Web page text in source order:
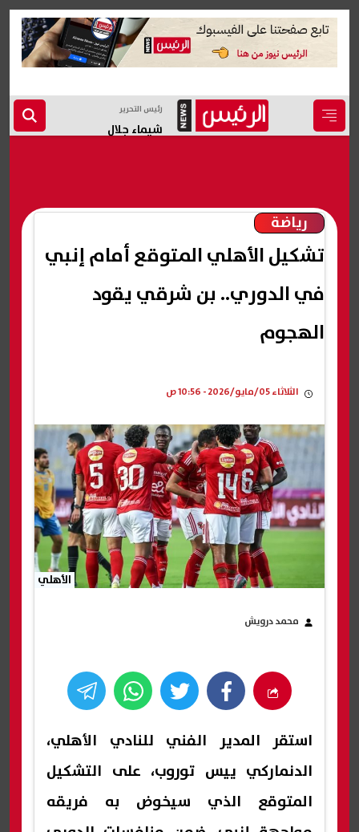
رئيس التحرير
شيماء جلال
رياضة
تشكيل الأهلي المتوقع أمام إنبي
في الدوري.. بن شرقي يقود
الهجوم
الثلاثاء 05/مايو/2026 - 10:56 ص
الأهلي
محمد درويش
استقر المدير الفني للنادي الأهلي،
الدنماركي ييس توروب، على التشكيل
المتوقع الذي سيخوض به فريقه